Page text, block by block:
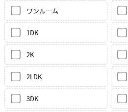
ワンルーム
1DK
2K
2LDK
3DK